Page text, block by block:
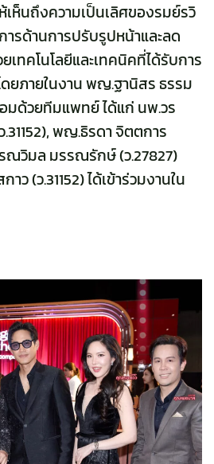
เห็นถึงความเป็นเลิศของรมย์รวิ
รด้านการปรับรูปหน้าและลด
เทคโนโลยีและเทคนิคที่ได้รับการ
ยภายในงาน พญ.ฐานิสร ธรรม
มด้วยทีมแพทย์ ได้แก่ นพ.วร
พญ.ธิรดา จิตตการ
ณวิมล มรรณรักษ์ (ว.27827)
(ว.31152) ได้เข้าร่วมงานใน